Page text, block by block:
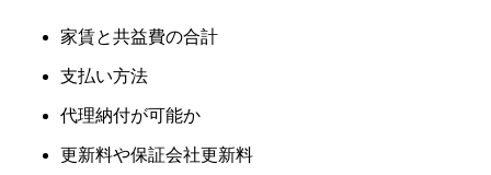
家賃と共益費の合計
支払い方法
代理納付が可能か
更新料や保証会社更新料